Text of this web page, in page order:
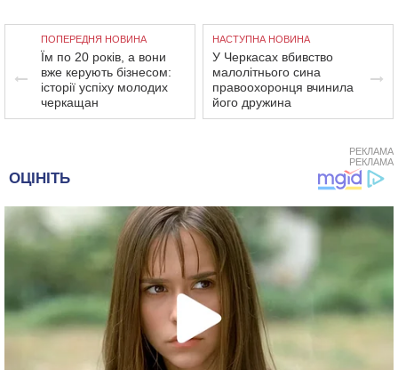
ПОПЕРЕДНЯ НОВИНА
Їм по 20 років, а вони
вже керують бізнесом:
історії успіху молодих
черкащан
НАСТУПНА НОВИНА
У Черкасах вбивство
малолітнього сина
правоохоронця вчинила
його дружина
РЕКЛАМА
РЕКЛАМА